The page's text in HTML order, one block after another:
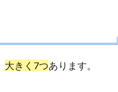
大きく7つあります。